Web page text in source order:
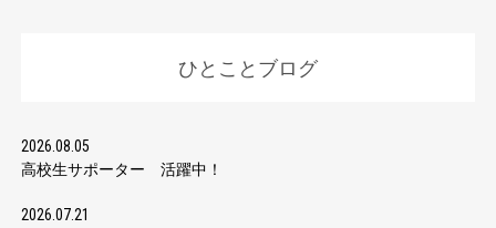
ひとことブログ
2026.08.05
高校生サポーター 活躍中！
2026.07.21